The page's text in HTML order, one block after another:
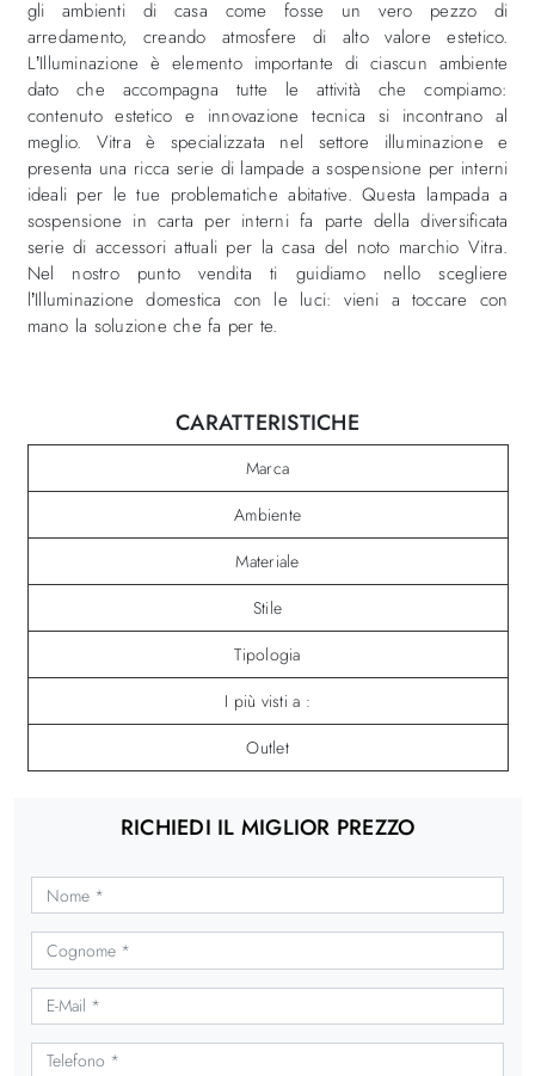
gli ambienti di casa come fosse un vero pezzo di
arredamento, creando atmosfere di alto valore estetico.
L’Illuminazione è elemento importante di ciascun ambiente
dato che accompagna tutte le attività che compiamo:
contenuto estetico e innovazione tecnica si incontrano al
meglio. Vitra è specializzata nel settore illuminazione e
presenta una ricca serie di lampade a sospensione per interni
ideali per le tue problematiche abitative. Questa lampada a
sospensione in carta per interni fa parte della diversificata
serie di accessori attuali per la casa del noto marchio Vitra.
Nel nostro punto vendita ti guidiamo nello scegliere
l’Illuminazione domestica con le luci: vieni a toccare con
mano la soluzione che fa per te.
CARATTERISTICHE
Marca
Ambiente
Materiale
Stile
Tipologia
I più visti a :
Outlet
RICHIEDI IL MIGLIOR PREZZO